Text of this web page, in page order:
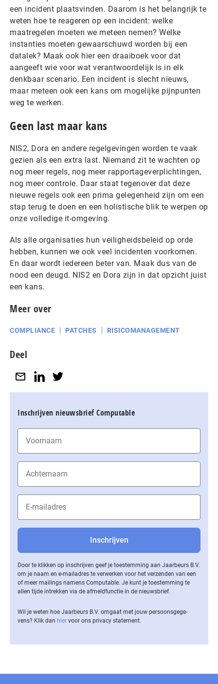
een incident plaatsvinden. Daarom is het belangrijk te
weten hoe te reageren op een incident: welke
maatregelen moeten we meteen nemen? Welke
instanties moeten gewaarschuwd worden bij een
datalek? Maak ook hier een draaiboek voor dat
aangeeft wie voor wat verantwoordelijk is in elk
denkbaar scenario. Een incident is slecht nieuws,
maar meteen ook een kans om mogelijke pijnpunten
weg te werken.
Geen last maar kans
NIS2, Dora en andere regelgevingen worden te vaak
gezien als een extra last. Niemand zit te wachten op
nog meer regels, nog meer rapportageverplichtingen,
nog meer controle. Daar staat tegenover dat deze
nieuwe regels ook een prima gelegenheid zijn om een
stap terug te doen en een holistische blik te werpen op
onze volledige it-omgeving.
Als alle organisaties hun veiligheidsbeleid op orde
hebben, kunnen we ook veel incidenten voorkomen.
En daar wordt iedereen beter van. Maak dus van de
nood een deugd. NIS2 en Dora zijn in dat opzicht juist
een kans.
Meer over
COMPLIANCE PATCHES RISICOMANAGEMENT
Deel
Inschrijven nieuwsbrief Computable
Door te klikken op inschrijven geef je toestemming aan Jaarbeurs B.V.
om je naam en e-mailadres te verwerken voor het verzenden van een
of meer mailings namens Computable. Je kunt je toestemming te
allen tijde intrekken via de af­meld­func­tie in de nieuwsbrief.
Wil je weten hoe Jaarbeurs B.V. omgaat met jouw per­soons­ge­ge­
vens? Klik dan hier voor ons privacy statement.